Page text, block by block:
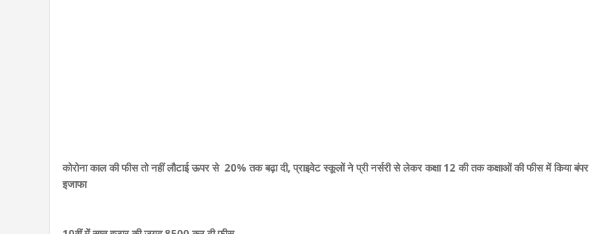
कोरोना काल की फीस तो नहीं लौटाई ऊपर से 20% तक बढ़ा दी, प्राइवेट स्कूलों ने प्री नर्सरी से लेकर कक्षा 12 की तक कक्षाओं की फीस में किया बंपर
इजाफा